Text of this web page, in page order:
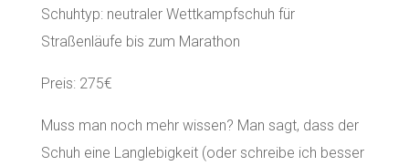
Schuhtyp: neutraler Wettkampfschuh für
Straßenläufe bis zum Marathon
Preis: 275€
Muss man noch mehr wissen? Man sagt, dass der
Schuh eine Langlebigkeit (oder schreibe ich besser